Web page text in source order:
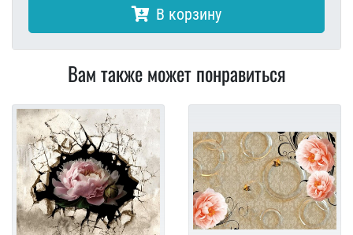
В корзину
Вам также может понравиться